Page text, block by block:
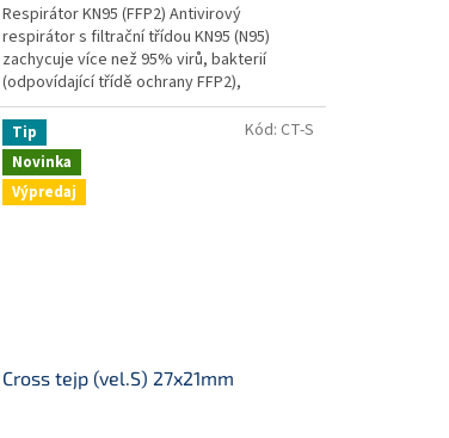
Respirátor KN95 (FFP2) Antivirový
respirátor s filtrační třídou KN95 (N95)
zachycuje více než 95% virů, bakterií
(odpovídající třídě ochrany FFP2),
prachových, pylových i...
Tip
Novinka
Výpredaj
Cross tejp (vel.S) 27x21mm
Kód: CT-S